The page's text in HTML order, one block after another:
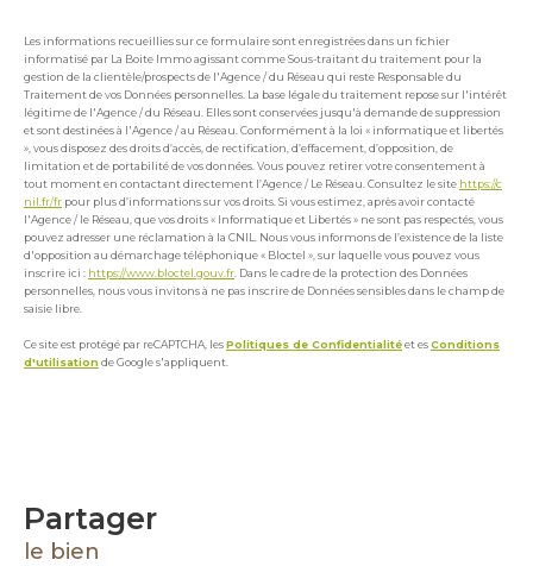
Les informations recueillies sur ce formulaire sont enregistrées dans un fichier
informatisé par La Boite Immo agissant comme Sous-traitant du traitement pour la
gestion de la clientèle/prospects de l'Agence / du Réseau qui reste Responsable du
Traitement de vos Données personnelles. La base légale du traitement repose sur l'intérêt
légitime de l'Agence / du Réseau. Elles sont conservées jusqu'à demande de suppression
et sont destinées à l'Agence / au Réseau. Conformément à la loi « informatique et libertés
», vous disposez des droits d’accès, de rectification, d’effacement, d’opposition, de
limitation et de portabilité de vos données. Vous pouvez retirer votre consentement à
tout moment en contactant directement l’Agence / Le Réseau. Consultez le site https://c
nil.fr/fr pour plus d’informations sur vos droits. Si vous estimez, après avoir contacté
l'Agence / le Réseau, que vos droits « Informatique et Libertés » ne sont pas respectés, vous
pouvez adresser une réclamation à la CNIL. Nous vous informons de l’existence de la liste
d'opposition au démarchage téléphonique « Bloctel », sur laquelle vous pouvez vous
inscrire ici : https://www.bloctel.gouv.fr . Dans le cadre de la protection des Données
personnelles, nous vous invitons à ne pas inscrire de Données sensibles dans le champ de
saisie libre.
Ce site est protégé par reCAPTCHA, lesPolitiques de Confidentialitéet esConditions
d'utilisationde Google s'appliquent.
partager
le bien